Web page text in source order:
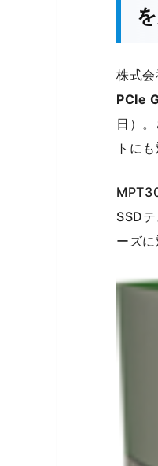
株式
PCIe
日）
トに
SSD
ーズ